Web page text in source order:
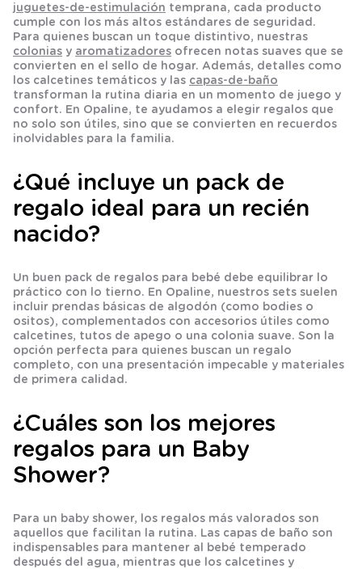
juguetes-de-estimulación temprana, cada producto
cumple con los más altos estándares de seguridad.
Para quienes buscan un toque distintivo, nuestras
colonias y aromatizadores ofrecen notas suaves que se
convierten en el sello de hogar. Además, detalles como
los calcetines temáticos y las capas-de-baño
transforman la rutina diaria en un momento de juego y
confort. En Opaline, te ayudamos a elegir regalos que
no solo son útiles, sino que se convierten en recuerdos
inolvidables para la familia.
¿Qué incluye un pack de
regalo ideal para un recién
nacido?
Un buen pack de regalos para bebé debe equilibrar lo
práctico con lo tierno. En Opaline, nuestros sets suelen
incluir prendas básicas de algodón (como bodies o
ositos), complementados con accesorios útiles como
calcetines, tutos de apego o una colonia suave. Son la
opción perfecta para quienes buscan un regalo
completo, con una presentación impecable y materiales
de primera calidad.
¿Cuáles son los mejores
regalos para un Baby
Shower?
Para un baby shower, los regalos más valorados son
aquellos que facilitan la rutina. Las capas de baño son
indispensables para mantener al bebé temperado
después del agua, mientras que los calcetines y